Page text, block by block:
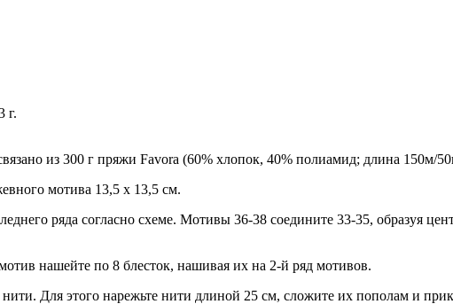
г.
из 300 г пряжи Favora (60% хлопок, 40% полиамид; длина 150м/
мотива 13,5 х 13,5 см.
ряда согласно схеме. Мотивы 36-38 соедините 33-35, образуя
нашейте по 8 блесток, нашивая их на 2-й ряд мотивов.
Для этого нарежьте нити длиной 25 см, сложите их пополам и